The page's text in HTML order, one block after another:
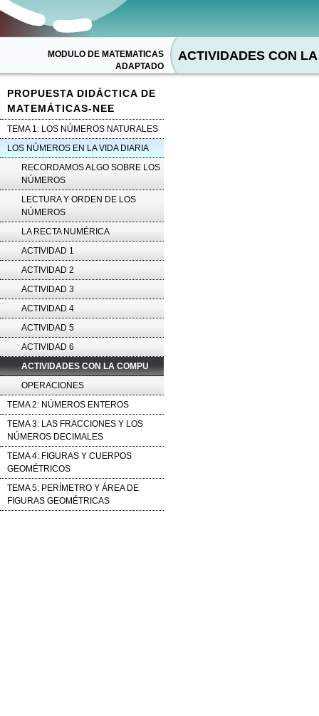
MODULO DE MATEMATICAS
ADAPTADO
PROPUESTA DIDÁCTICA DE
MATEMÁTICAS-NEE
TEMA 1: LOS NÚMEROS NATURALES
LOS NÚMEROS EN LA VIDA DIARIA
RECORDAMOS ALGO SOBRE LOS
NÚMEROS
LECTURA Y ORDEN DE LOS
NÚMEROS
LA RECTA NUMÉRICA
ACTIVIDAD 1
ACTIVIDAD 2
ACTIVIDAD 3
ACTIVIDAD 4
ACTIVIDAD 5
ACTIVIDAD 6
ACTIVIDADES CON LA COMPU
OPERACIONES
TEMA 2: NÚMEROS ENTEROS
TEMA 3: LAS FRACCIONES Y LOS
NÚMEROS DECIMALES
TEMA 4: FIGURAS Y CUERPOS
GEOMÉTRICOS
TEMA 5: PERÍMETRO Y ÁREA DE
FIGURAS GEOMÉTRICAS
ACTIVIDADES CON